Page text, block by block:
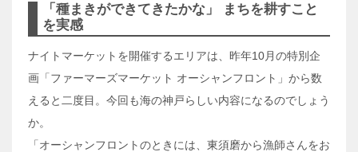
「種まきができてきたかな」 まちを耕すこと
を実感
ナイトマーケットを開催するエリアは、昨年10月の特別企
画「ファーマーズマーケット オーシャンフロント」から数
えると二度目。今回も海の神戸らしい内容になるのでしょう
か。
「オーシャンフロントのときには、東須磨から漁師さんをお